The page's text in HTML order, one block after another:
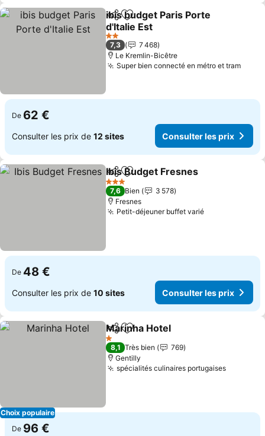
PartagerAjouter à mes favoris
ibis budget Paris Porte
d'Italie Est
2 Étoiles
7,3
7 468
Le Kremlin-Bicêtre
Super bien connecté en métro et tram
De 62 €
Consulter les prix de 12 sites Consulter les prix
PartagerAjouter à mes favoris
Ibis Budget Fresnes
3 Étoiles
7,6 Bien
3 578
Fresnes
Petit-déjeuner buffet varié
De 48 €
Consulter les prix de 10 sites Consulter les prix
Choix populaire
PartagerAjouter à mes favoris
Marinha Hotel
1 Étoiles
8,1 Très bien
769
Gentilly
spécialités culinaires portugaises
De 96 €